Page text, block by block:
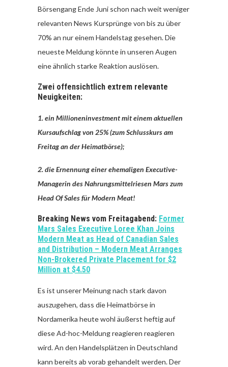
Börsengang Ende Juni schon nach weit weniger
relevanten News Kursprünge von bis zu über
70% an nur einem Handelstag gesehen. Die
neueste Meldung könnte in unseren Augen
eine ähnlich starke Reaktion auslösen.
Zwei offensichtlich extrem relevante
Neuigkeiten:
1. ein Millioneninvestment mit einem aktuellen
Kursaufschlag von 25% (zum Schlusskurs am
Freitag an der Heimatbörse);
2. die Ernennung einer ehemaligen Executive-
Managerin des Nahrungsmittelriesen Mars zum
Head Of Sales für Modern Meat!
Breaking News vom Freitagabend: Former
Mars Sales Executive Loree Khan Joins
Modern Meat as Head of Canadian Sales
and Distribution – Modern Meat Arranges
Non-Brokered Private Placement for $2
Million at $4.50
Es ist unserer Meinung nach stark davon
auszugehen, dass die Heimatbörse in
Nordamerika heute wohl äußerst heftig auf
diese Ad-hoc-Meldung reagieren reagieren
wird. An den Handelsplätzen in Deutschland
kann bereits ab vorab gehandelt werden. Der